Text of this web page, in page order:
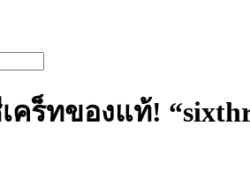
คร็ทของแท้!